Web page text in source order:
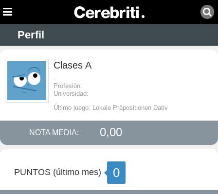
Perfil
Clases A
-
Profesión:
Universidad:
Último juego: Lokale Präpositionen Dativ
NOTA MEDIA: 0,00
PUNTOS (último mes) 0